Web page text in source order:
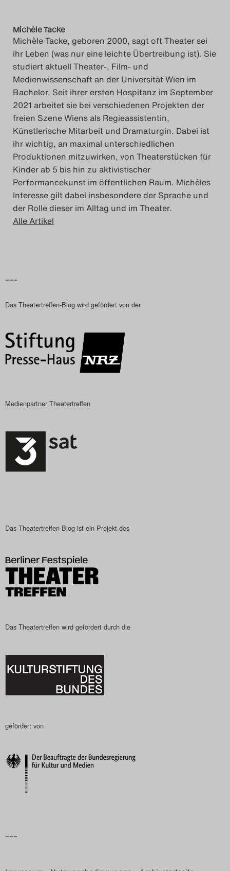
Michèle Tacke
Michèle Tacke, geboren 2000, sagt oft Theater sei
ihr Leben (was nur eine leichte Übertreibung ist). Sie
studiert aktuell Theater-, Film- und
Medienwissenschaft an der Universität Wien im
Bachelor. Seit ihrer ersten Hospitanz im September
2021 arbeitet sie bei verschiedenen Projekten der
freien Szene Wiens als Regieassistentin,
Künstlerische Mitarbeit und Dramaturgin. Dabei ist
ihr wichtig, an maximal unterschiedlichen
Produktionen mitzuwirken, von Theaterstücken für
Kinder ab 5 bis hin zu aktivistischer
Performancekunst im öffentlichen Raum. Michèles
Interesse gilt dabei insbesondere der Sprache und
der Rolle dieser im Alltag und im Theater.
Alle Artikel
–––
Das Theatertreffen-Blog wird gefördert von der
Medienpartner Theatertreffen
Das Theatertreffen-Blog ist ein Projekt des
Das Theatertreffen wird gefördert durch die
gefördert von
–––